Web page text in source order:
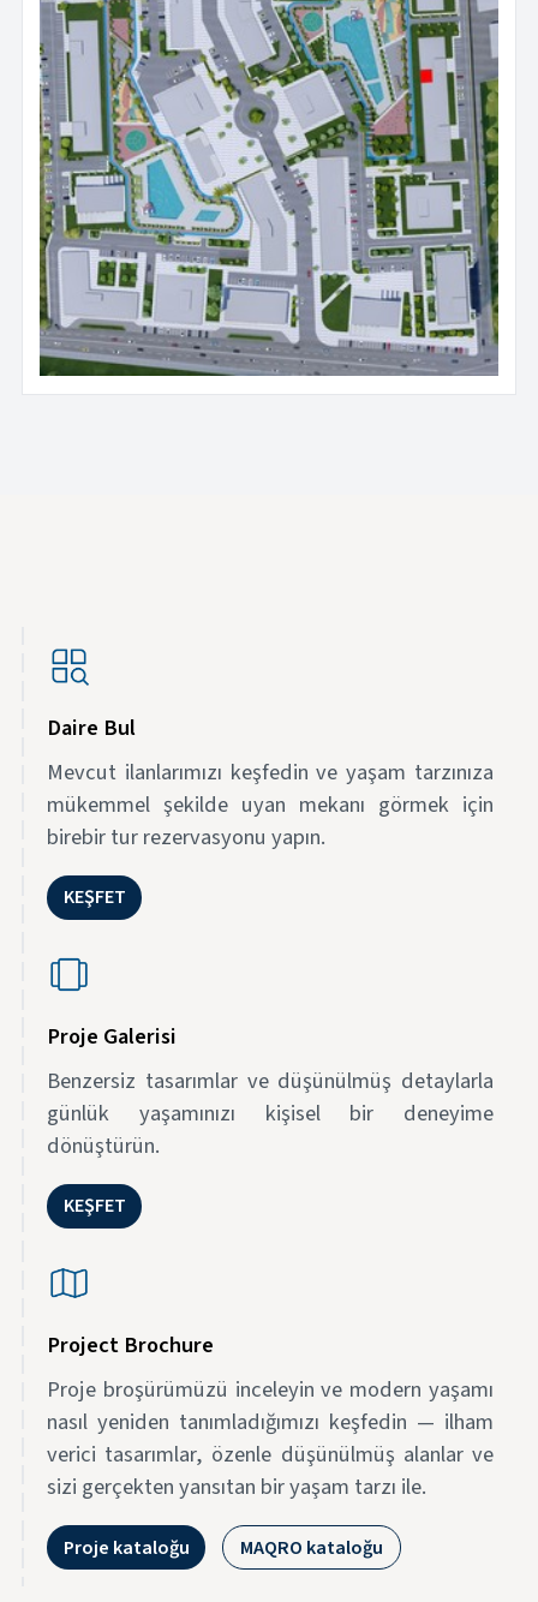
Daire Bul
Mevcut ilanlarımızı keşfedin ve yaşam tarzınıza
mükemmel şekilde uyan mekanı görmek için
birebir tur rezervasyonu yapın.
KEŞFET
Proje Galerisi
Benzersiz tasarımlar ve düşünülmüş detaylarla
günlük yaşamınızı kişisel bir deneyime
dönüştürün.
KEŞFET
Project Brochure
Proje broşürümüzü inceleyin ve modern yaşamı
nasıl yeniden tanımladığımızı keşfedin — ilham
verici tasarımlar, özenle düşünülmüş alanlar ve
sizi gerçekten yansıtan bir yaşam tarzı ile.
Proje kataloğu MAQRO kataloğu